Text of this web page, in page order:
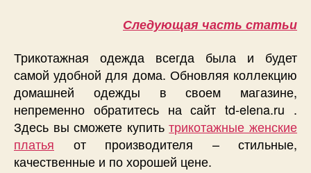
Следующая часть статьи
Трикотажная одежда всегда была и будет
самой удобной для дома. Обновляя коллекцию
домашней одежды в своем магазине,
непременно обратитесь на сайт td-elena.ru .
Здесь вы сможете купитьтрикотажные женские
платья от производителя – стильные,
качественные и по хорошей цене.